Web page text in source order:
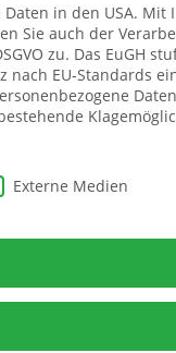
Informationen
in den USA. Mit
Sie auch der
zu. Das EuGH
nach EU-Standards
Externe Medien